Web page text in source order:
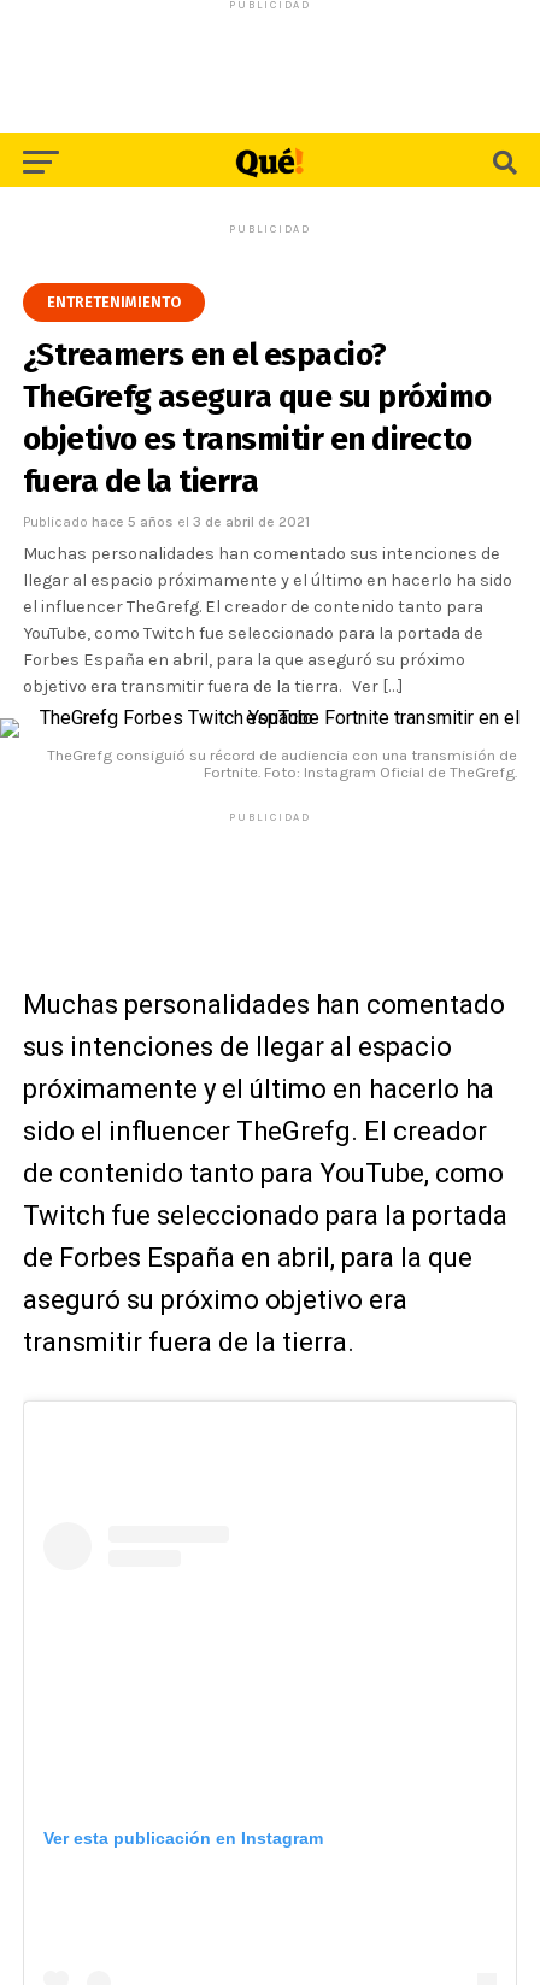
PUBLICIDAD
PUBLICIDAD
ENTRETENIMIENTO
¿Streamers en el espacio?
TheGrefg asegura que su próximo
objetivo es transmitir en directo
fuera de la tierra
Publicado hace 5 años el 3 de abril de 2021
Muchas personalidades han comentado sus intenciones de
llegar al espacio próximamente y el último en hacerlo ha sido
el influencer TheGrefg. El creador de contenido tanto para
YouTube, como Twitch fue seleccionado para la portada de
Forbes España en abril, para la que aseguró su próximo
objetivo era transmitir fuera de la tierra. Ver […]
TheGrefg consiguió su récord de audiencia con una transmisión de
Fortnite. Foto: Instagram Oficial de TheGrefg.
PUBLICIDAD
Muchas personalidades han comentado
sus intenciones de llegar al espacio
próximamente y el último en hacerlo ha
sido el influencer TheGrefg. El creador
de contenido tanto para YouTube, como
Twitch fue seleccionado para la portada
de Forbes España en abril, para la que
aseguró su próximo objetivo era
transmitir fuera de la tierra.
Ver esta publicación en Instagram